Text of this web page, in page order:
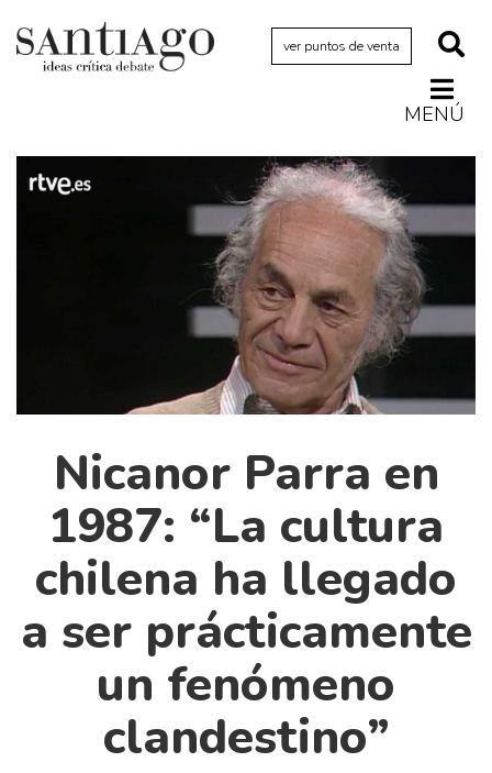
ver puntos de venta
MENÚ
Archivo Cenfoto-UDP
Arquetipos de situación
Cómics
Cultura
Diccionario portátil de la literatura chilena
Documentos
Fragmentos
Gran reserva
Historia material de los libros
Lagunas mentales
Nicanor Parra en
1987: “La cultura
chilena ha llegado
a ser prácticamente
un fenómeno
clandestino”